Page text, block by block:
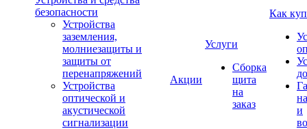
безопасности
Устройства
заземления,
молниезащиты и
защиты от
перенапряжений
Устройства
оптической и
акустической
сигнализации
Акции
Услуги
Сборка
щита
на
заказ
Как
и